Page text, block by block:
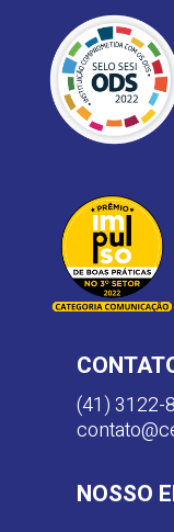
(41) 3122-
NOSSO